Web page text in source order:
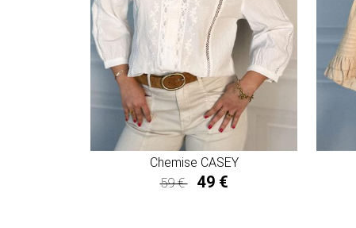
Chemise CASEY
59 €
49 €